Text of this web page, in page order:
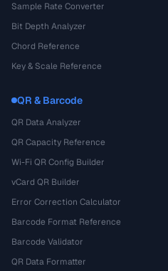
Sample Rate Converter
Bit Depth Analyzer
Chord Reference
Key & Scale Reference
QR & Barcode
QR Data Analyzer
QR Capacity Reference
Wi-Fi QR Config Builder
vCard QR Builder
Error Correction Calculator
Barcode Format Reference
Barcode Validator
QR Data Formatter